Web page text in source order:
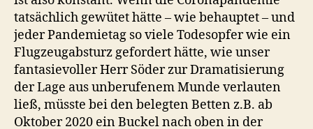
tatsächlich gewütet hätte – wie behauptet – und
jeder Pandemietag so viele Todesopfer wie ein
Flugzeugabsturz gefordert hätte, wie unser
fantasievoller Herr Söder zur Dramatisierung
der Lage aus unberufenem Munde verlauten
ließ, müsste bei den belegten Betten z.B. ab
Oktober 2020 ein Buckel nach oben in der